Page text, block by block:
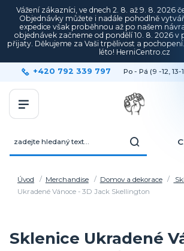
Vážení zákazníci, ve dnech 2. 8. až 9. 8. 2026
Objednávky můžete i nadále pohodlně
expedice však proběhnou až po našem
objednávek začneme od pondělí 10. 8. 2026 v
přijaty. Děkujeme za Vaši trpělivost a
léto! HerniCentro.cz
+420 792 339 797 Po - Pá (9 -12,
Úvod Merchandise Domov a dekorace
Ukradené Vánoce - 3D Jack Skellington
Sklenice Ukradené